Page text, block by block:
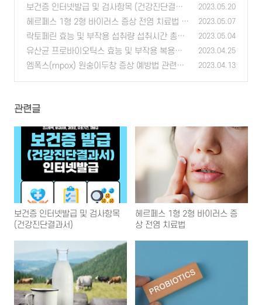
보건증 인터넷발급 및 검사항목 (건강진단결과
서)
(0)
2023.05.20
헤르페스 1형 2형 바이러스 증상 전염 치료법
(0)
2023.05.07
락토페린 효능 및 부작용 섭취량 섭취시간 총정
리
(0)
2023.05.04
유산균 프로바이오틱스 효능 및 부작용 복용방
법
(0)
2023.04.25
엠폭스(mpox) 원숭이두창 증상 예방법 관련주 2023.04.13
관련글
보건증 인터넷발급 및 검사항목
(건강진단결과서)
헤르페스 1형 2형 바이러스 증
상 전염 치료법